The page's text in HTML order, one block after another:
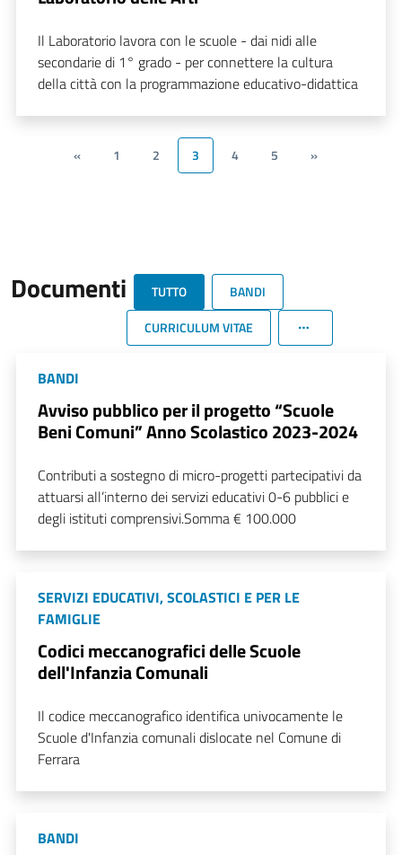
Il Laboratorio lavora con le scuole - dai nidi alle
secondarie di 1° grado - per connettere la cultura
della città con la programmazione educativo-didattica
« 1 2 3 4 5 »
Documenti TUTTO
BANDI
CURRICULUM VITAE
BANDI
Avviso pubblico per il progetto “Scuole
Beni Comuni” Anno Scolastico 2023-2024
Contributi a sostegno di micro-progetti partecipativi da
attuarsi all’interno dei servizi educativi 0-6 pubblici e
degli istituti comprensivi.Somma € 100.000
SERVIZI EDUCATIVI, SCOLASTICI E PER LE
FAMIGLIE
Codici meccanografici delle Scuole
dell'Infanzia Comunali
Il codice meccanografico identifica univocamente le
Scuole d'Infanzia comunali dislocate nel Comune di
Ferrara
BANDI